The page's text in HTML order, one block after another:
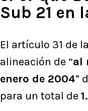
Sub 21 en
El artículo 31 de
alineación de “al
enero de 2004”
para un total de